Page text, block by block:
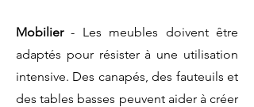
Mobilier- Les meubles doivent être
adaptés pour résister à une utilisation
intensive. Des canapés, des fauteuils et
des tables basses peuvent aider à créer